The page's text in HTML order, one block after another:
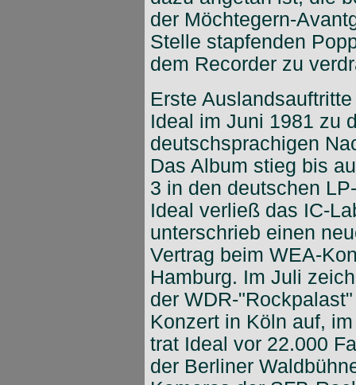
der Möchtegern-
Stelle stapfenden
dem Recorder zu
Erste
Ideal im Juni 1981 zu
deutschsprachigen
Das Album stieg bis
3 in den deutschen
Ideal verließ das IC-
unterschrieb einen
Vertrag beim WEA-
Hamburg. Im Juli
der WDR-
Konzert in Köln auf,
trat Ideal vor 22.000
der Berliner